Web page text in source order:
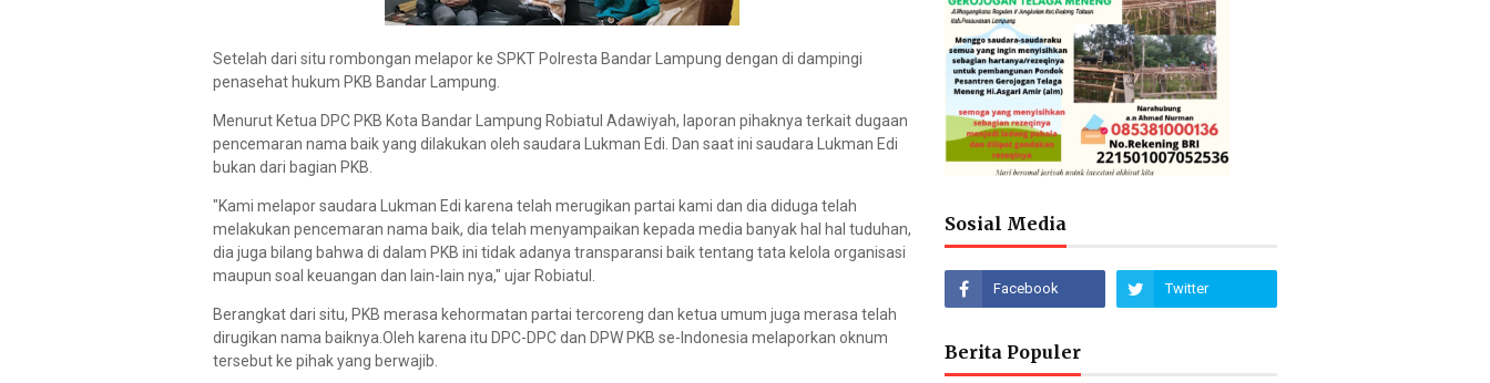
Setelah dari situ rombongan melapor ke SPKT Polresta Bandar Lampung dengan di dampingi
penasehat hukum PKB Bandar Lampung.
Menurut Ketua DPC PKB Kota Bandar Lampung Robiatul Adawiyah, laporan pihaknya terkait dugaan
pencemaran nama baik yang dilakukan oleh saudara Lukman Edi. Dan saat ini saudara Lukman Edi
bukan dari bagian PKB.
"Kami melapor saudara Lukman Edi karena telah merugikan partai kami dan dia diduga telah
melakukan pencemaran nama baik, dia telah menyampaikan kepada media banyak hal hal tuduhan,
dia juga bilang bahwa di dalam PKB ini tidak adanya transparansi baik tentang tata kelola organisasi
maupun soal keuangan dan lain-lain nya," ujar Robiatul.
Berangkat dari situ, PKB merasa kehormatan partai tercoreng dan ketua umum juga merasa telah
dirugikan nama baiknya.Oleh karena itu DPC-DPC dan DPW PKB se-Indonesia melaporkan oknum
tersebut ke pihak yang berwajib.
Sosial Media
Berita Populer